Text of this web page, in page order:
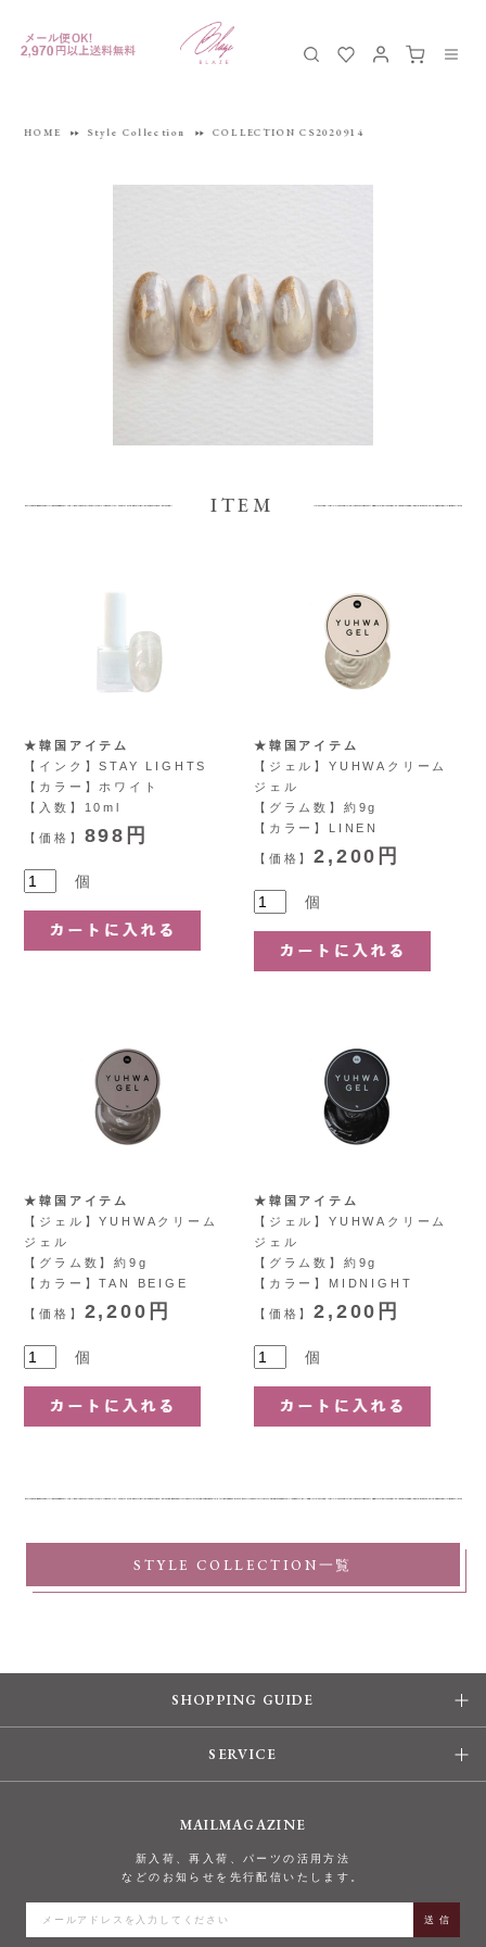
HOME Style Collection COLLECTION CS2020914
ITEM
★韓国アイテム
【インク】STAY LIGHTS
【カラー】ホワイト
【入数】10ml
【価格】 898円
個
★韓国アイテム
【ジェル】YUHWAクリーム
ジェル
【グラム数】約9g
【カラー】LINEN
【価格】2,200円
個
★韓国アイテム
【ジェル】YUHWAクリーム
ジェル
【グラム数】約9g
【カラー】TAN BEIGE
【価格】 2,200円
個
★韓国アイテム
【ジェル】YUHWAクリーム
ジェル
【グラム数】約9g
【カラー】MIDNIGHT
【価格】2,200円
個
STYLE COLLECTION一覧
SHOPPING GUIDE
SERVICE
MAILMAGAZINE
新入荷、再入荷、パーツの活用方法
などのお知らせを先行配信いたします。